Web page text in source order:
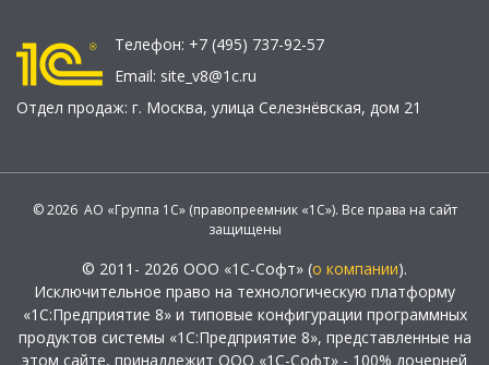
Телефон: +7 (495) 737-92-57
Email: site_v8@1c.ru
Отдел продаж: г. Москва, улица Селезнёвская, дом 21
© 2026 АО «Группа 1С» (правопреемник «1С»). Все права на сайт
защищены
© 2011- 2026 ООО «1С-Софт» (о компании).
Исключительное право на технологическую платформу
«1С:Предприятие 8» и типовые конфигурации программных
продуктов системы «1С:Предприятие 8», представленные на
этом сайте, принадлежит ООО «1С-Софт» - 100% дочерней